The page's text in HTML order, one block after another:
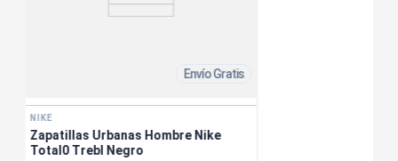
Envío Gratis
NIKE
Zapatillas Urbanas Hombre Nike
Total0 Trebl Negro